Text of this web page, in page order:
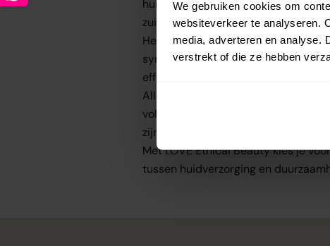
We gebruiken cookies om
websiteverkeer te analyseren.
media, adverteren en analyse.
verstrekt of die ze hebben
huid laten stralen én tegelijkertijd
zuidkust van Engeland, met liefde,
Het assortiment bestaat uit100%
synthetische toevoegingen. In
effectieve, veilige en bewuste
Alle producten zijn
gecertificeerd
volledig cruelty-free zijn. Dankzij
zijn.
Met LOVE Ethical Beauty kies je
tussen huidverzorging en